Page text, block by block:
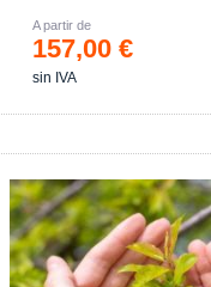
A partir de
157,00 €
sin IVA